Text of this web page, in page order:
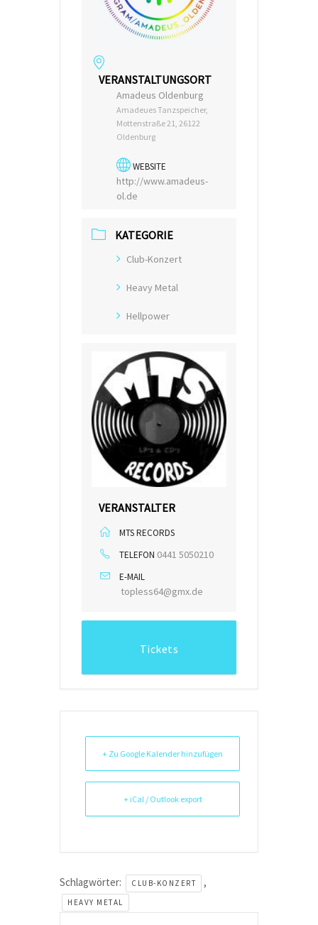
VERANSTALTUNGSORT
Amadeus Oldenburg
Amadeues Tanzspeicher,
Mottenstraße 21, 26122
Oldenburg
WEBSITE
http://www.amadeus-
ol.de
KATEGORIE
Club-Konzert
Heavy Metal
Hellpower
VERANSTALTER
MTS RECORDS
TELEFON 0441 5050210
E-MAIL
topless64@gmx.de
Tickets
+ Zu Google Kalender hinzufügen
+ iCal / Outlook export
Schlagwörter: CLUB-KONZERT ,
HEAVY METAL